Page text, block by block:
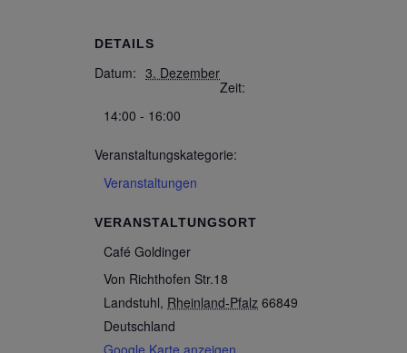
DETAILS
Datum: 3. Dezember
Zeit:
14:00 - 16:00
Veranstaltungskategorie:
Veranstaltungen
VERANSTALTUNGSORT
Café Goldinger
Von Richthofen Str.18
Landstuhl, Rheinland-Pfalz 66849
Deutschland
Google Karte anzeigen